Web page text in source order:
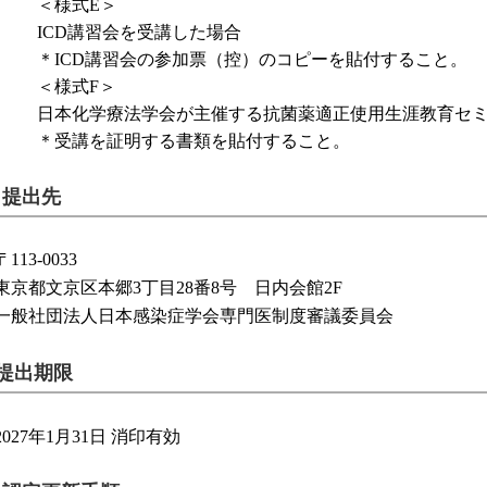
＜様式E＞
ICD講習会を受講した場合
＊ICD講習会の参加票（控）のコピーを貼付すること。
＜様式F＞
日本化学療法学会が主催する抗菌薬適正使用生涯教育セ
＊受講を証明する書類を貼付すること。
出先
113-0033
京都文京区本郷3丁目28番8号 日内会館2F
般社団法人日本感染症学会専門医制度審議委員会
出期限
年1月31日 消印有効